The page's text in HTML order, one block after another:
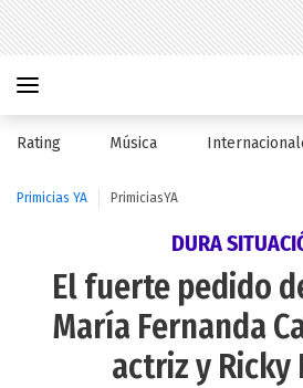
Rating Música
Primicias YA PrimiciasYA
DURA
El fuerte pedido
María Fernanda
actriz y Ricky